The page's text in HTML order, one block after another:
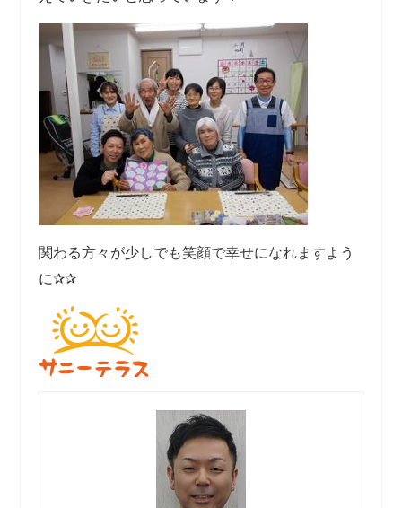
関わる方々が少しでも笑顔で幸せになれますよう
に✰✰